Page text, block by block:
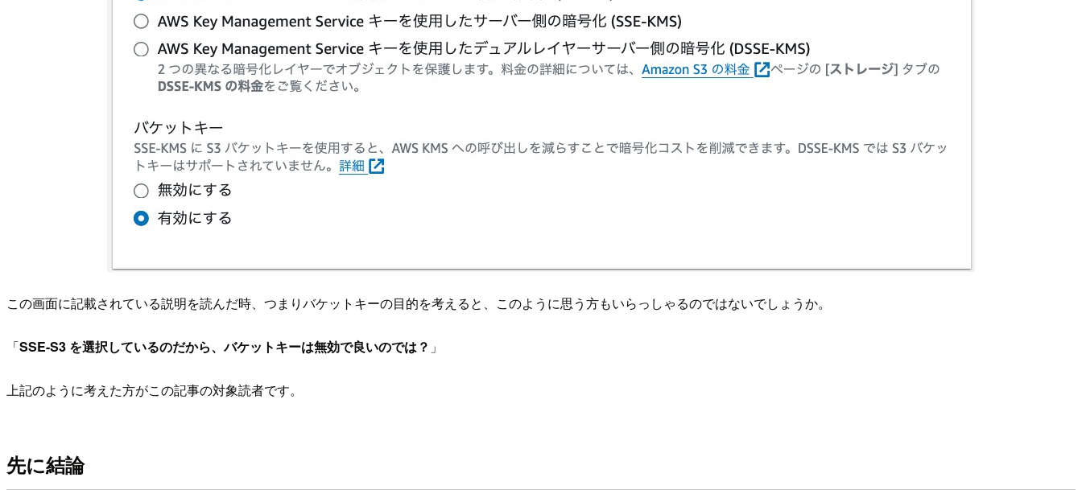
この画面に記載されている説明を読んだ時、つまりバケットキーの目的を考えると、このように思う方もいらっしゃるのではないでしょうか。
「SSE-S3 を選択しているのだから、バケットキーは無効で良いのでは？ 」
上記のように考えた方がこの記事の対象読者です。
先に結論